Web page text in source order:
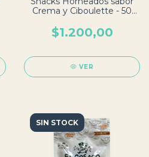
Crema y Ciboulette - 50
$1.200,00
VER
SIN STOCK